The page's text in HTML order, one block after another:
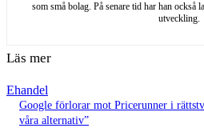
som små bolag. På senare tid har han också
utveckling.
Läs mer
Ehandel
Google förlorar mot Pricerunner i
våra alternativ”